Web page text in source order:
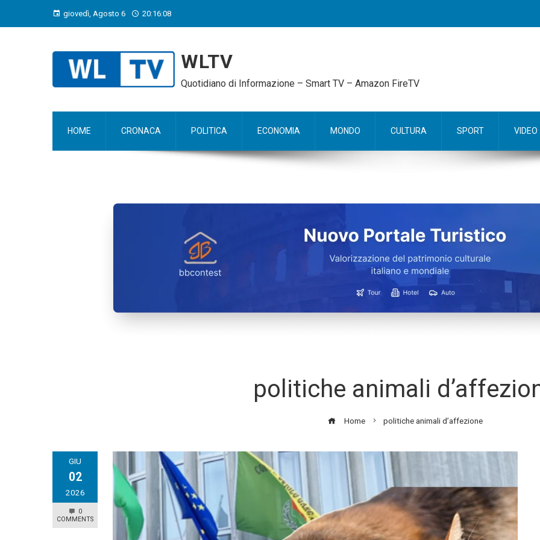
giovedì, Agosto 6 20:16:09
WLTV
Quotidiano di Informazione – Smart TV – Amazon FireTV
HOME CRONACA POLITICA ECONOMIA MONDO CULTURA SPORT VIDEO
politiche animali
Home politiche animali d’affezione
GIU
02
2026
0
COMMENTS